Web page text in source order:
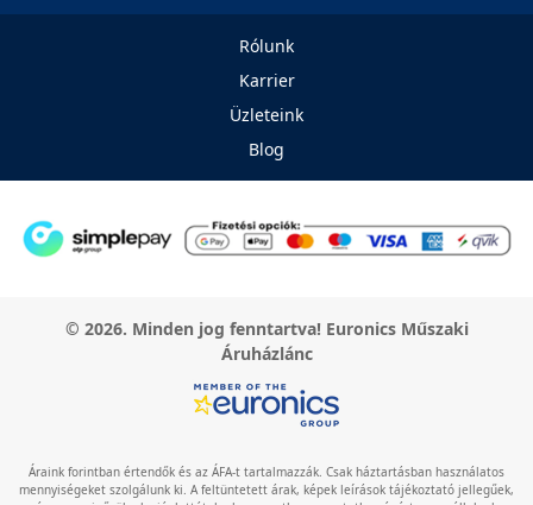
Rólunk
Karrier
Üzleteink
Blog
© 2026. Minden jog fenntartva! Euronics Műszaki
Áruházlánc
Áraink forintban értendők és az ÁFA-t tartalmazzák. Csak háztartásban használatos
mennyiségeket szolgálunk ki. A feltüntetett árak, képek leírások tájékoztató jellegűek,